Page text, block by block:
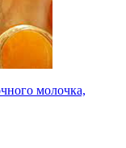
молочка,